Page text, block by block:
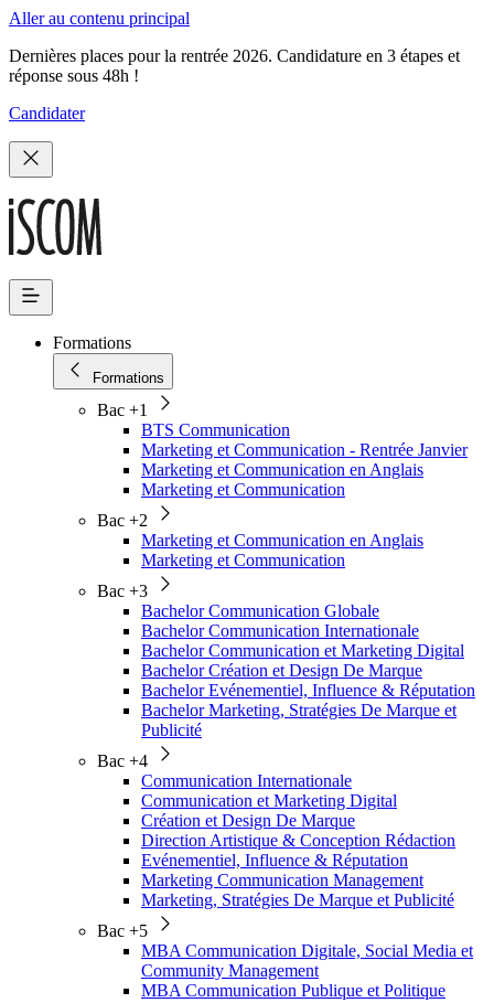
Aller au contenu principal
Dernières places pour la rentrée 2026. Candidature en 3 étapes et
réponse sous 48h !
Candidater
Formations
Formations
Bac +1
BTS Communication
Marketing et Communication - Rentrée Janvier
Marketing et Communication en Anglais
Marketing et Communication
Bac +2
Marketing et Communication en Anglais
Marketing et Communication
Bac +3
Bachelor Communication Globale
Bachelor Communication Internationale
Bachelor Communication et Marketing Digital
Bachelor Création et Design De Marque
Bachelor Evénementiel, Influence & Réputation
Bachelor Marketing, Stratégies De Marque et
Publicité
Bac +4
Communication Internationale
Communication et Marketing Digital
Création et Design De Marque
Direction Artistique & Conception Rédaction
Evénementiel, Influence & Réputation
Marketing Communication Management
Marketing, Stratégies De Marque et Publicité
Bac +5
MBA Communication Digitale, Social Media et
Community Management
MBA Communication Publique et Politique